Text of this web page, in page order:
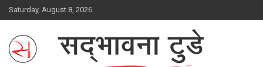
Skip
to
Saturday, August 8, 2026